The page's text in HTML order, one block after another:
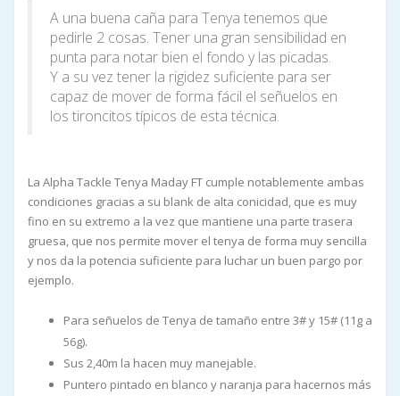
A una buena caña para Tenya tenemos que
pedirle 2 cosas. Tener una gran sensibilidad en
punta para notar bien el fondo y las picadas.
Y a su vez tener la rigidez suficiente para ser
capaz de mover de forma fácil el señuelos en
los tironcitos típicos de esta técnica.
La Alpha Tackle Tenya Maday FT cumple notablemente ambas
condiciones gracias a su blank de alta conicidad, que es muy
fino en su extremo a la vez que mantiene una parte trasera
gruesa, que nos permite mover el tenya de forma muy sencilla
y nos da la potencia suficiente para luchar un buen pargo por
ejemplo.
Para señuelos de Tenya de tamaño entre 3# y 15# (11g a
56g).
Sus 2,40m la hacen muy manejable.
Puntero pintado en blanco y naranja para hacernos más